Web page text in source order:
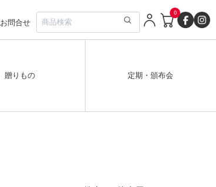
お問合せ
0
贈りもの 定期・頒布会